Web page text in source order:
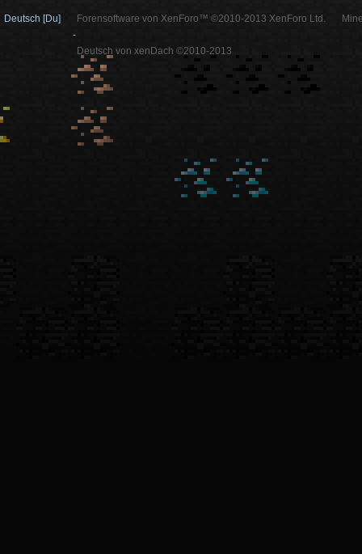
Deutsch [Du]
Forensoftware von XenForo™ ©2010-2013 XenForo Ltd.
-
Deutsch von xenDach ©2010-2013